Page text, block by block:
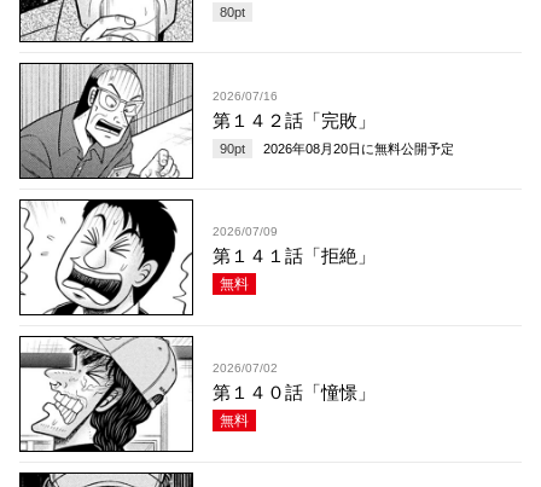
80pt
2026/07/16
第１４２話「完敗」
90pt 2026年08月20日 に無料公開予定
2026/07/09
第１４１話「拒絶」
無料
2026/07/02
第１４０話「憧憬」
無料